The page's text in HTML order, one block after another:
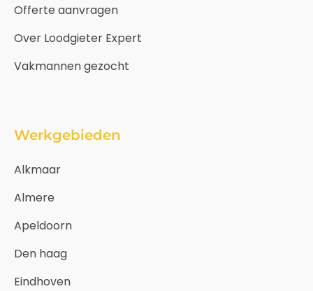
Offerte aanvragen
Over Loodgieter Expert
Vakmannen gezocht
Werkgebieden
Alkmaar
Almere
Apeldoorn
Den haag
Eindhoven